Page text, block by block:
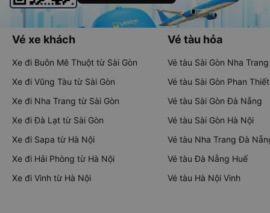
Vé xe khách
Xe đi Buôn Mê Thuột từ Sài Gòn
Xe đi Vũng Tàu từ Sài Gòn
Xe đi Nha Trang từ Sài Gòn
Xe đi Đà Lạt từ Sài Gòn
Xe đi Sapa từ Hà Nội
Xe đi Hải Phòng từ Hà Nội
Xe đi Vinh từ Hà Nội
Vé tàu hỏa
Vé tàu Sài Gòn Nha Trang
Vé tàu Sài Gòn Phan Thiết
Vé tàu Sài Gòn Đà Nẵng
Vé tàu Sài Gòn Hà Nội
Vé tàu Nha Trang Đà
Vé tàu Đà Nẵng Huế
Vé tàu Hà Nội Vinh